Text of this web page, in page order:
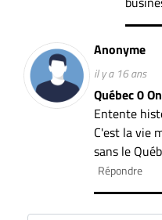
Anonyme
il y a 16 ans
Québec 0
Entente
C'est la vie
sans le
Répondre